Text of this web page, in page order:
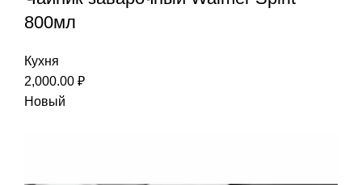
800мл
Кухня
2,000.00 ₽
Новый